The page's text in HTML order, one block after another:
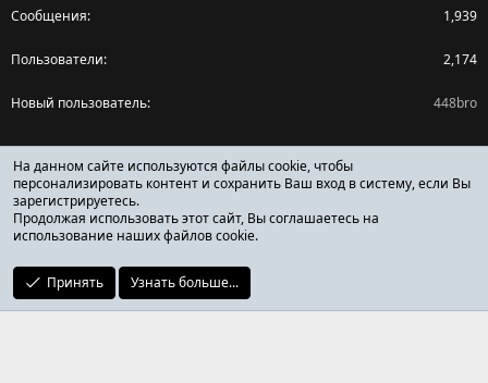
Сообщения 1,939
Пользователи 2,174
Новый пользователь 448bro
Поделиться страницей
Facebook
X (Twitter)
Reddit
ОТЗЫВЫ ОНЛАЙН ФОРУМ
На данном сайте используются файлы cookie, чтобы
персонализировать контент и сохранить Ваш вход в систему, если Вы
зарегистрируетесь.
Продолжая использовать этот сайт, Вы соглашаетесь на
использование наших файлов cookie.
Принять Узнать больше...